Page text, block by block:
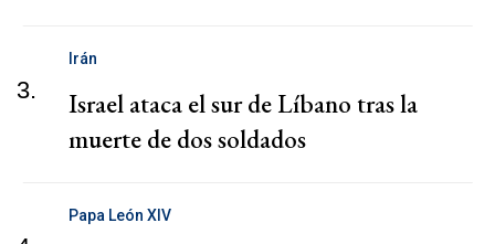
3.
Irán
Israel ataca el sur de Líbano tras la
muerte de dos soldados
Papa León XIV